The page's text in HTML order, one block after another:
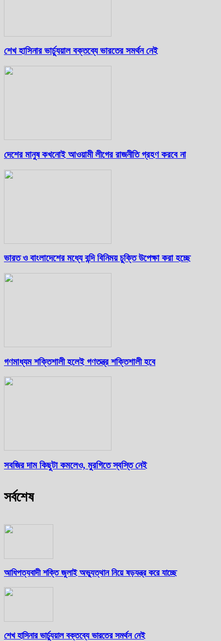
শেখ হাসিনার ভার্চ্যুয়াল বক্তব্যে ভারতের সমর্থন নেই
দেশের মানুষ কখনোই আওয়ামী লীগের রাজনীতি গ্রহণ করবে না
ভারত ও বাংলাদেশের মধ্যে বন্দি বিনিময় চুক্তি উপেক্ষা করা হচ্ছে
গণমাধ্যম শক্তিশালী হলেই গণতন্ত্র শক্তিশালী হবে
সবজির দাম কিছুটা কমলেও, মুরগিতে স্বস্তি নেই
সর্বশেষ
আধিপত্যবাদী শক্তি জুলাই অভ্যুত্থান নিয়ে ষড়যন্ত্র করে যাচ্ছে
শেখ হাসিনার ভার্চ্যুয়াল বক্তব্যে ভারতের সমর্থন নেই